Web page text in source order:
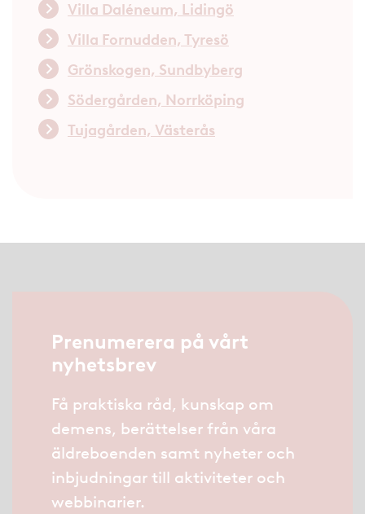
Villa Daléneum, Lidingö
Villa Fornudden, Tyresö
Grönskogen, Sundbyberg
Södergården, Norrköping
Tujagården, Västerås
Prenumerera på vårt
nyhetsbrev
Få praktiska råd, kunskap om
demens, berättelser från våra
äldreboenden samt nyheter och
inbjudningar till aktiviteter och
webbinarier.